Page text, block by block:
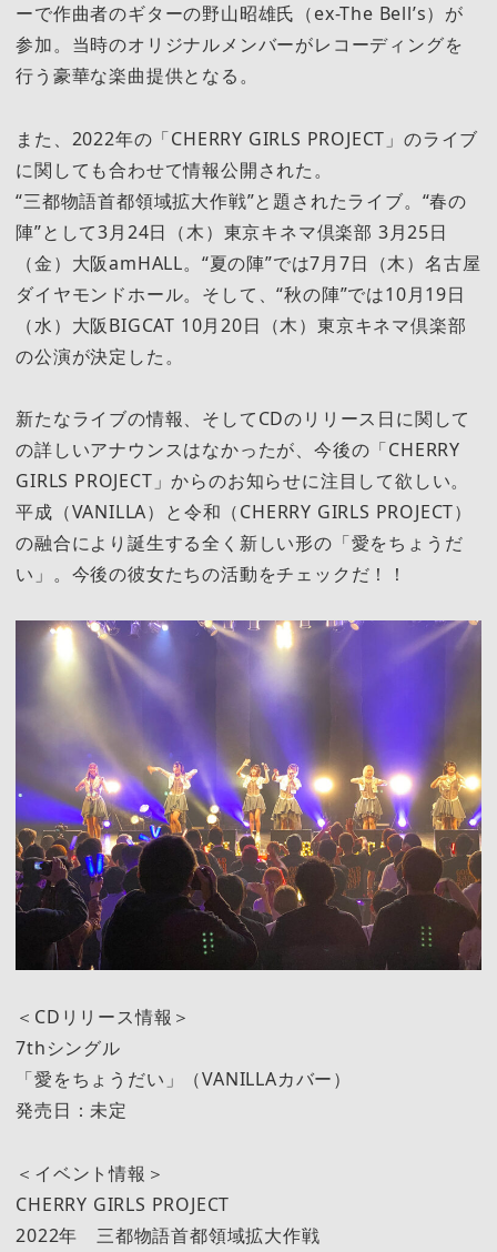
ーで作曲者のギターの野山昭雄氏（ex-The Bell’s）が
参加。当時のオリジナルメンバーがレコーディングを
行う豪華な楽曲提供となる。
また、2022年の「CHERRY GIRLS PROJECT」のライブ
に関しても合わせて情報公開された。
“三都物語首都領域拡大作戦”と題されたライブ。“春の
陣”として3月24日（木）東京キネマ倶楽部 3月25日
（金）大阪amHALL。“夏の陣”では7月7日（木）名古屋
ダイヤモンドホール。そして、“秋の陣”では10月19日
（水）大阪BIGCAT 10月20日（木）東京キネマ倶楽部
の公演が決定した。
新たなライブの情報、そしてCDのリリース日に関して
の詳しいアナウンスはなかったが、今後の「CHERRY
GIRLS PROJECT」からのお知らせに注目して欲しい。
平成（VANILLA）と令和（CHERRY GIRLS PROJECT）
の融合により誕生する全く新しい形の「愛をちょうだ
い」。今後の彼女たちの活動をチェックだ！！
＜CDリリース情報＞
7thシングル
「愛をちょうだい」（VANILLAカバー）
発売日：未定
＜イベント情報＞
CHERRY GIRLS PROJECT
2022年 三都物語首都領域拡大作戦